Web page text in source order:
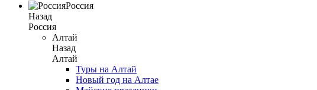
Россия
Назад
Россия
Алтай
Назад
Алтай
Туры на Алтай
Новый год на Алтае